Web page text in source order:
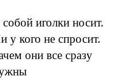
иголки носит.
у кого не спросит.
они все сразу